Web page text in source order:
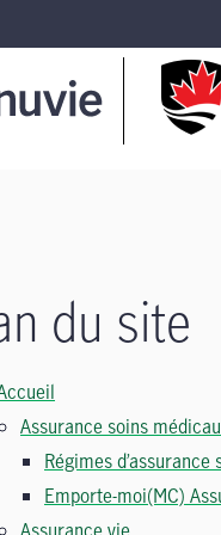
du site
Assurance soins
Régimes
Emporte-moi(MC)